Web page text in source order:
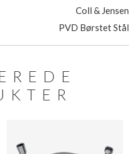
Coll & Jensen
PVD Børstet Stål